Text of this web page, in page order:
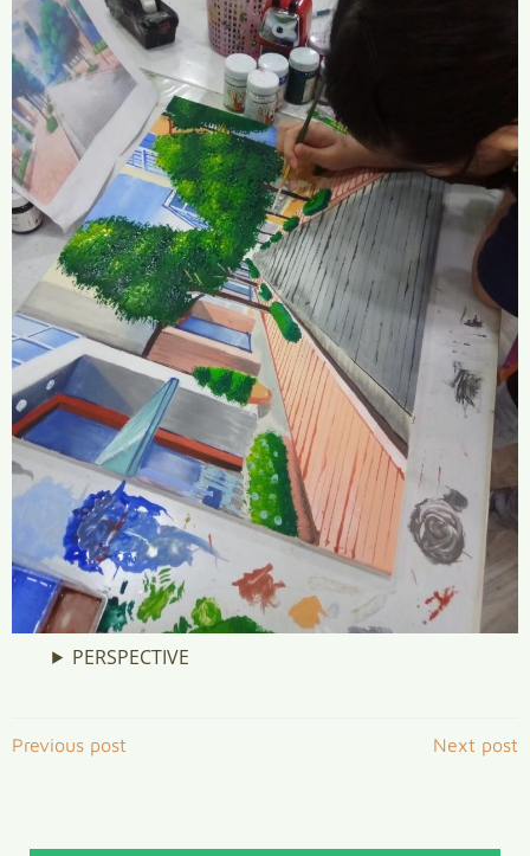
PERSPECTIVE
Post
Previous post Next post